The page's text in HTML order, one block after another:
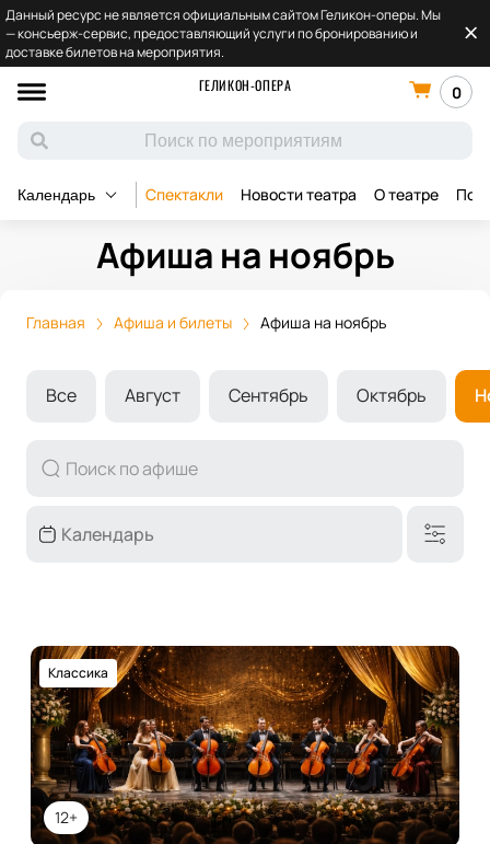
Данный ресурс не является официальным сайтом Геликон-оперы. Мы
— консьерж-сервис, предоставляющий услуги по бронированию и
доставке билетов на мероприятия.
ГЕЛИКОН-ОПЕРА
0
Календарь Спектакли Новости театра О театре
Афиша на ноябрь
Главная Афиша и билеты Афиша на ноябрь
Все Август Сентябрь Октябрь
12+
Классика